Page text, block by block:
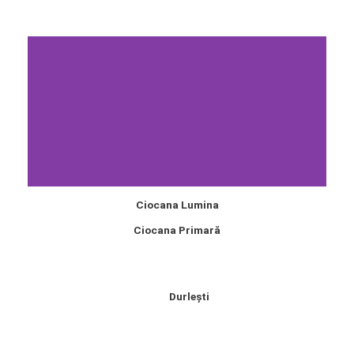
Ciocana Lumina
Ciocana Primară
Durlești